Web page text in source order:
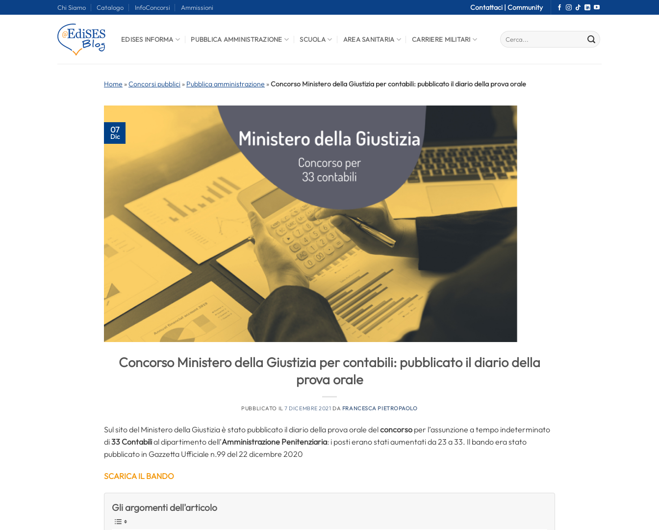
Chi Siamo Catalogo InfoConcorsi Ammissioni Contattaci | Community
EDISES INFORMA PUBBLICA AMMINISTRAZIONE SCUOLA AREA SANITARIA CARRIERE MILITARI
Home »Concorsi pubblici » Pubblica amministrazione »Concorso Ministero della Giustizia per contabili: pubblicato il diario della prova orale
07
Dic
Concorso Ministero della Giustizia per contabili: pubblicato il diario della
prova orale
PUBBLICATO IL7 DICEMBRE 2021 DA FRANCESCA PIETROPAOLO
Sul sito del Ministero della Giustizia è stato pubblicato il diario della prova orale delconcorso per l’assunzione a tempo indeterminato
di33 Contabilial dipartimento dell’Amministrazione Penitenziaria: i posti erano stati aumentati da 23 a 33. Il bando era stato
pubblicato in Gazzetta Ufficiale n.99 del 22 dicembre 2020
SCARICA IL BANDO
Gli argomenti dell'articolo